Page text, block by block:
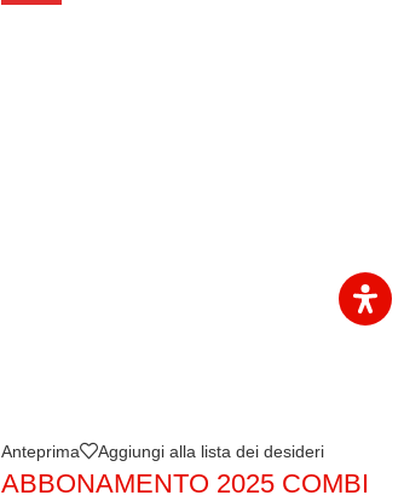
Anteprima Aggiungi alla lista dei desideri
ABBONAMENTO 2025 COMBI